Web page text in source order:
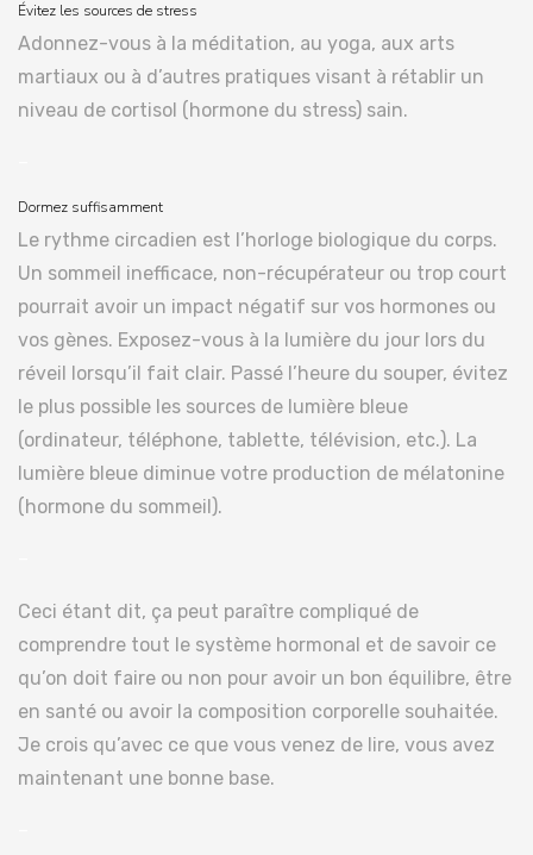
Évitez les sources de stress
Adonnez-vous à la méditation, au yoga, aux arts
martiaux ou à d’autres pratiques visant à rétablir un
niveau de cortisol (hormone du stress) sain.
Dormez suffisamment
Le rythme circadien est l’horloge biologique du corps.
Un sommeil inefficace, non-récupérateur ou trop court
pourrait avoir un impact négatif sur vos hormones ou
vos gènes. Exposez-vous à la lumière du jour lors du
réveil lorsqu’il fait clair. Passé l’heure du souper, évitez
le plus possible les sources de lumière bleue
(ordinateur, téléphone, tablette, télévision, etc.). La
lumière bleue diminue votre production de mélatonine
(hormone du sommeil).
Ceci étant dit, ça peut paraître compliqué de
comprendre tout le système hormonal et de savoir ce
qu’on doit faire ou non pour avoir un bon équilibre, être
en santé ou avoir la composition corporelle souhaitée.
Je crois qu’avec ce que vous venez de lire, vous avez
maintenant une bonne base.